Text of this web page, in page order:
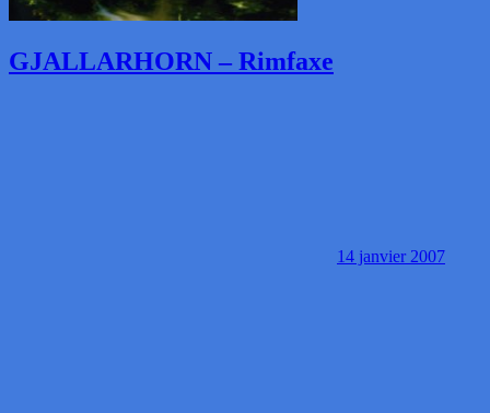
GJALLARHORN – Rimfaxe
14 janvier 2007